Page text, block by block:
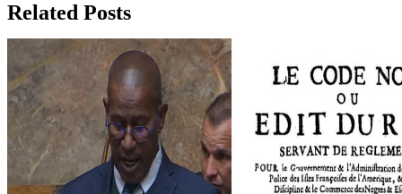
Facebook
X
Reddit
LinkedIn
WhatsApp
Telegram
Tumblr
Pinterest
Vk
Xing
Email
Related Posts